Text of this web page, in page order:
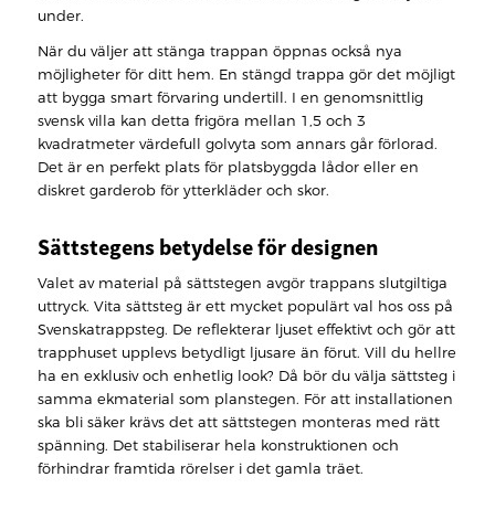
under.
När du väljer att stänga trappan öppnas också nya
möjligheter för ditt hem. En stängd trappa gör det möjligt
att bygga smart förvaring undertill. I en genomsnittlig
svensk villa kan detta frigöra mellan 1,5 och 3
kvadratmeter värdefull golvyta som annars går förlorad.
Det är en perfekt plats för platsbyggda lådor eller en
diskret garderob för ytterkläder och skor.
Sättstegens betydelse för designen
Valet av material på sättstegen avgör trappans slutgiltiga
uttryck. Vita sättsteg är ett mycket populärt val hos oss på
Svenskatrappsteg. De reflekterar ljuset effektivt och gör att
trapphuset upplevs betydligt ljusare än förut. Vill du hellre
ha en exklusiv och enhetlig look? Då bör du välja sättsteg i
samma ekmaterial som planstegen. För att installationen
ska bli säker krävs det att sättstegen monteras med rätt
spänning. Det stabiliserar hela konstruktionen och
förhindrar framtida rörelser i det gamla träet.